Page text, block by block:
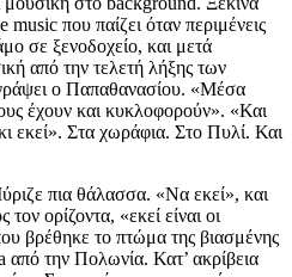
που παίζει όταν περιμένεις
σε ξενοδοχείο, και μετά
από την τελετή λήξης των
ο Παπαθανασίου. «Μέσα
έχουν και κυκλοφορούν». «Και
εκεί». Στα χωράφια. Στο Πυλί. Και
πια θάλασσα. «Να εκεί», και
ορίζοντα, «εκεί είναι οι
βρέθηκε το πτώμα της βιασμένης
από την Πολωνία. Κατ’ ακρίβεια